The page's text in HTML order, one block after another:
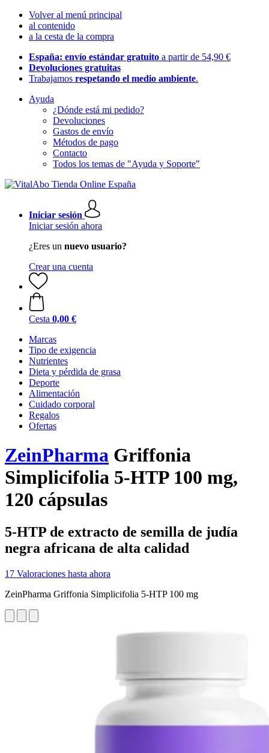
Volver al menú principal
al contenido
a la cesta de la compra
España: envío estándar gratuito a partir de 54,90 €
Devoluciones gratuitas
Trabajamos respetando el medio ambiente.
Ayuda
¿Dónde está mi pedido?
Devoluciones
Gastos de envío
Métodos de pago
Contacto
Todos los temas de "Ayuda y Soporte"
Iniciar sesión
Iniciar sesión ahora
¿Eres un nuevo usuario?
Crear una cuenta
Cesta 0,00 €
Marcas
Tipo de exigencia
Nutrientes
Dieta y pérdida de grasa
Deporte
Alimentación
Cuidado corporal
Regalos
Ofertas
ZeinPharma Griffonia
Simplicifolia 5-HTP 100 mg,
120 cápsulas
5-HTP de extracto de semilla de judía
negra africana de alta calidad
17 Valoraciones hasta ahora
ZeinPharma Griffonia Simplicifolia 5-HTP 100 mg